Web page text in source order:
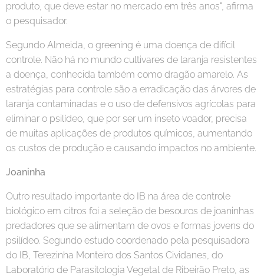
produto, que deve estar no mercado em três anos", afirma
o pesquisador.
Segundo Almeida, o greening é uma doença de difícil
controle. Não há no mundo cultivares de laranja resistentes
a doença, conhecida também como dragão amarelo. As
estratégias para controle são a erradicação das árvores de
laranja contaminadas e o uso de defensivos agrícolas para
eliminar o psilídeo, que por ser um inseto voador, precisa
de muitas aplicações de produtos químicos, aumentando
os custos de produção e causando impactos no ambiente.
Joaninha
Outro resultado importante do IB na área de controle
biológico em citros foi a seleção de besouros de joaninhas
predadores que se alimentam de ovos e formas jovens do
psilídeo. Segundo estudo coordenado pela pesquisadora
do IB, Terezinha Monteiro dos Santos Cividanes, do
Laboratório de Parasitologia Vegetal de Ribeirão Preto, as